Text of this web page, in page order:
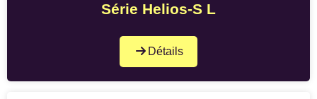
Série Helios-S L
Détails